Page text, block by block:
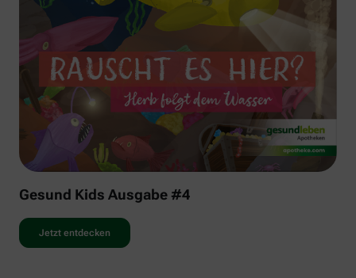
Gesund Kids Ausgabe #4
Jetzt entdecken